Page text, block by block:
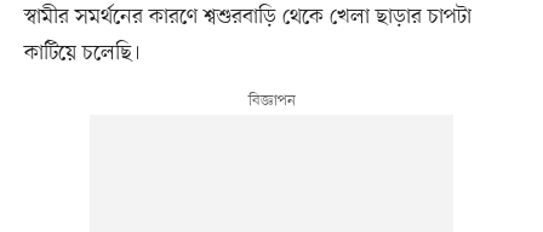
স্বামীর সমর্থনের কারণে শ্বশুরবাড়ি থেকে খেলা ছাড়ার চাপটা
কাটিয়ে চলেছি।